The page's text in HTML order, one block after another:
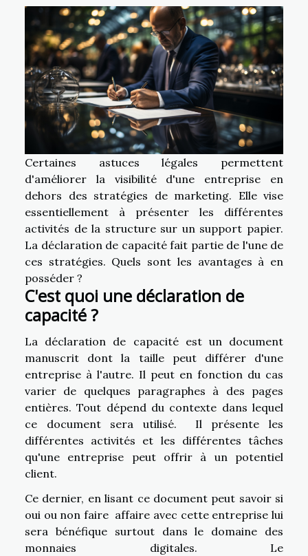
Certaines astuces légales permettent
d'améliorer la visibilité d'une entreprise en
dehors des stratégies de marketing. Elle vise
essentiellement à présenter les différentes
activités de la structure sur un support papier.
La déclaration de capacité fait partie de l'une de
ces stratégies. Quels sont les avantages à en
posséder ?
C'est quoi une déclaration de
capacité ?
La déclaration de capacité est un document
manuscrit dont la taille peut différer d'une
entreprise à l'autre. Il peut en fonction du cas
varier de quelques paragraphes à des pages
entières. Tout dépend du contexte dans lequel
ce document sera utilisé. Il présente les
différentes activités et les différentes tâches
qu'une entreprise peut offrir à un potentiel
client.
Ce dernier, en lisant ce document peut savoir si
oui ou non faire affaire avec cette entreprise lui
sera bénéfique surtout dans le domaine des
monnaies digitales. Le